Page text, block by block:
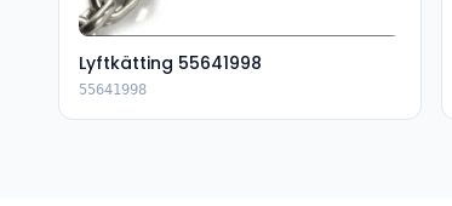
Lyftkätting 55641998
55641998